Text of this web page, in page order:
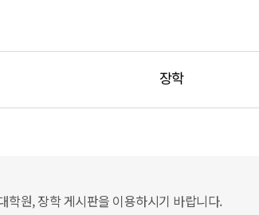
장학
원, 장학 게시판을 이용하시기 바랍니다.